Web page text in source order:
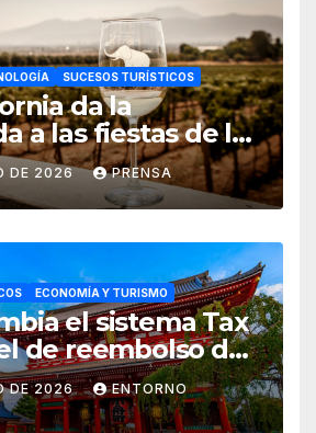
SUCESOS TURÍSTICOS
da la
a las fiestas de la
DE 2026 PRENSA
ECONOMÍA Y TURISMO
el sistema Tax
de reembolso de
desde noviembre
DE 2026 ENTORNO